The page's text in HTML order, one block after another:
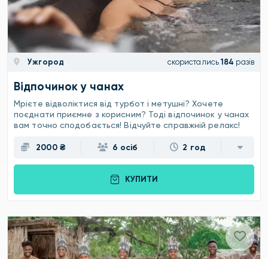
Ужгород скористались 184 разів
Відпочинок у чанах
Мрієте відволіктися від турбот і метушні? Хочете
поєднати приємне з корисним? Тоді відпочинок у чанах
вам точно сподобається! Відчуйте справжній релакс!
2000 ₴ 6 осіб 2 год
КУПИТИ